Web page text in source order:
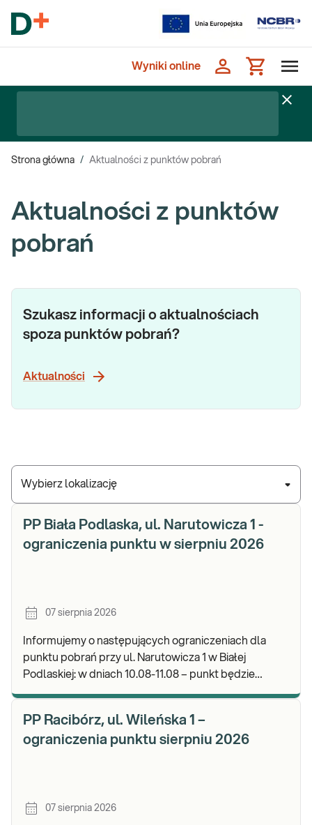
Wyniki online
Strona główna / Aktualności z punktów pobrań
Aktualności z punktów
pobrań
Wybierz lokalizację
Szukasz informacji o aktualnościach
spoza punktów pobrań?
Aktualności
PP Biała Podlaska, ul. Narutowicza 1 -
ograniczenia punktu w sierpniu 2026
07 sierpnia 2026
Informujemy o następujących ograniczeniach dla
punktu pobrań przy ul. Narutowicza 1 w Białej
Podlaskiej: w dniach 10.08-11.08 – punkt będzie
PP Racibórz, ul. Wileńska 1 –
ograniczenia punktu sierpniu 2026
07 sierpnia 2026